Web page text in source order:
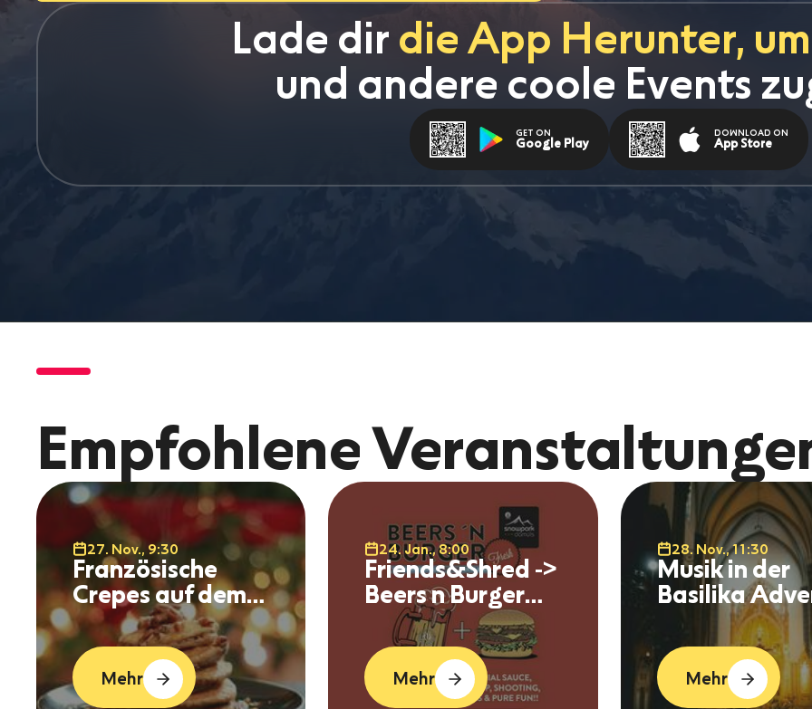
Lade dir die App Herunter,
und andere coole Events
GET ON
Google Play DOWNLOAD ON
App Store
Empfohlene
27. Nov., 9:30
Französische
Crepes auf dem
Christkindlesmarkt
Immenstadt
Mehr
24. Jan., 8:00
Friends&Shred ->
Beers n Burger
snowpark
Damüls
Mehr
28. Nov., 11:30
Musik in der
Basilika
Konzert -
Seligenstadt
Mehr